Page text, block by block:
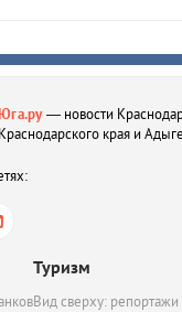
— новости
Краснодарского края и
Туризм
Вид сверху: репортажи